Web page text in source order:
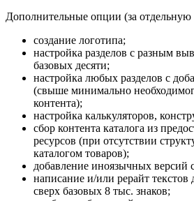
Дополнительные опции (за отдельную
создание логотипа;
настройка разделов с разным
базовых десяти;
настройка любых разделов с
(свыше минимально
контента);
настройка калькуляторов,
сбор контента каталога из
ресурсов (при отсутствии
каталогом товаров);
добавление иноязычных версий
написание и/или рерайт текстов
сверх базовых 8 тыс. знаков;